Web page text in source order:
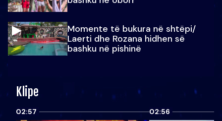
Momente të bukura në shtëpi/
Laerti dhe Rozana hidhen së
bashku në pishinë
Klipe
02:57 02:56